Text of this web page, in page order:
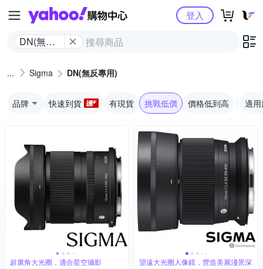
Yahoo購物中心
DN(無反
登入
Sigma DN(無反專用)
品牌 快速到貨 有現貨 挑戰低價 價格低到高 適
超廣角大光圈，適合星空攝影 望遠大光圈人像鏡，營造美麗淺景深